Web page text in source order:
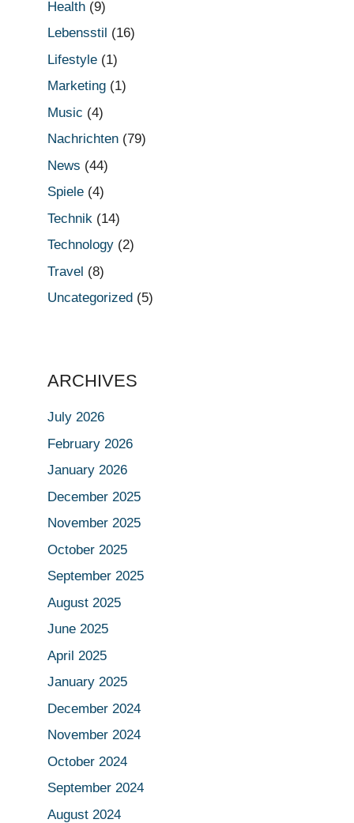
Health (9)
Lebensstil (16)
Lifestyle (1)
Marketing (1)
Music (4)
Nachrichten (79)
News (44)
Spiele (4)
Technik (14)
Technology (2)
Travel (8)
Uncategorized (5)
ARCHIVES
July 2026
February 2026
January 2026
December 2025
November 2025
October 2025
September 2025
August 2025
June 2025
April 2025
January 2025
December 2024
November 2024
October 2024
September 2024
August 2024